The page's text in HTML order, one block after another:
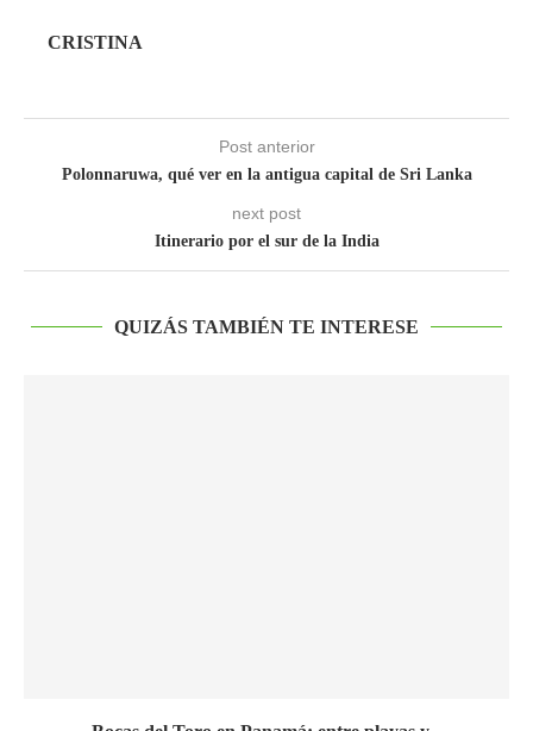
CRISTINA
Post anterior
Polonnaruwa, qué ver en la antigua capital de Sri Lanka
next post
Itinerario por el sur de la India
QUIZÁS TAMBIÉN TE INTERESE